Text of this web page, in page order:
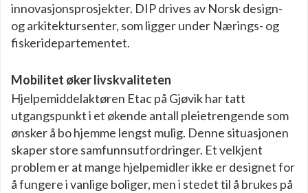
innovasjonsprosjekter. DIP drives av Norsk design-
og arkitektursenter, som ligger under Nærings- og
fiskeridepartementet.
Mobilitet øker livskvaliteten
Hjelpemiddelaktøren Etac på Gjøvik har tatt
utgangspunkt i et økende antall pleietrengende som
ønsker å bo hjemme lengst mulig. Denne situasjonen
skaper store samfunnsutfordringer. Et velkjent
problem er at mange hjelpemidler ikke er designet for
å fungere i vanlige boliger, men i stedet til å brukes på